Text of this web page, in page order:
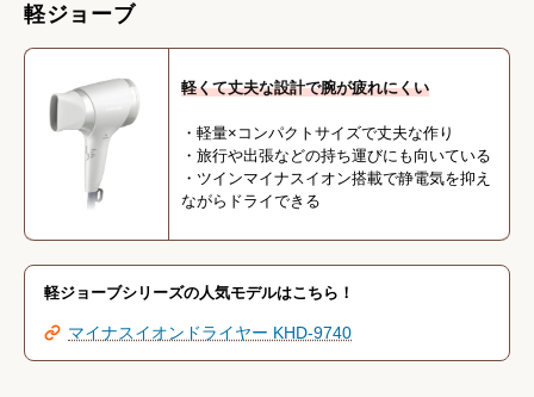
軽ジョーブ
軽くて丈夫な設計で腕が疲れにくい
・軽量×コンパクトサイズで丈夫な作り
・旅行や出張などの持ち運びにも向いている
・ツインマイナスイオン搭載で静電気を抑え
ながらドライできる
軽ジョーブシリーズの人気モデルはこちら！
マイナスイオンドライヤー KHD-9740